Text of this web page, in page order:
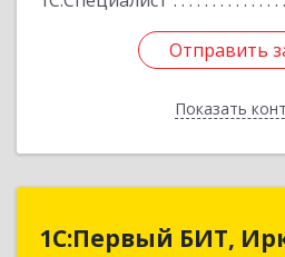
Отправить
Показать
Отправить
Назад
1С:Первый БИТ,